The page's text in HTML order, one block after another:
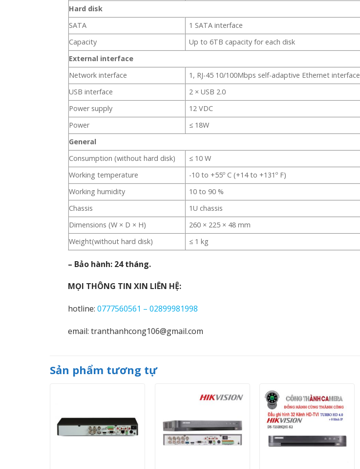
Hard disk
SATA
1 SATA interface
Capacity
Up to 6TB capacity for each disk
External interface
Network interface
1, RJ-45 10/100Mbps self-adaptive Ethernet interface
USB interface
2 × USB 2.0
Power supply
12 VDC
Power
≤ 18W
General
Consumption (without hard disk)
≤ 10 W
Working temperature
-10 to +55º C (+14 to +131º F)
Working humidity
10 to 90 %
Chassis
1U chassis
Dimensions (W × D × H)
260 × 225 × 48 mm
Weight(without hard disk)
≤ 1 kg
– Bảo hành: 24 tháng.
MỌI THÔNG TIN XIN LIÊN HỆ:
hotline: 0777560561 – 02899981998
email: tranthanhcong106@gmail.com
Sản phẩm tương tự